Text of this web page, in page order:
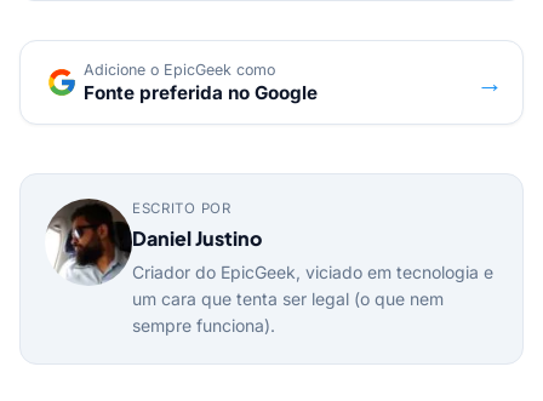
Adicione o EpicGeek como
Fonte preferida no Google →
ESCRITO POR
Daniel Justino
Criador do EpicGeek, viciado em tecnologia e
um cara que tenta ser legal (o que nem
sempre funciona).